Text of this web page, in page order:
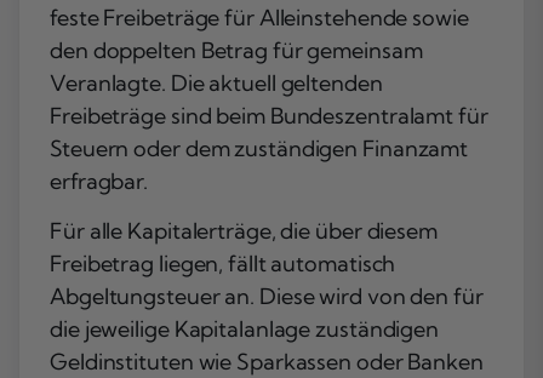
feste Freibeträge für Alleinstehende sowie
den doppelten Betrag für gemeinsam
Veranlagte. Die aktuell geltenden
Freibeträge sind beim Bundeszentralamt für
Steuern oder dem zuständigen Finanzamt
erfragbar.
Für alle Kapitalerträge, die über diesem
Freibetrag liegen, fällt automatisch
Abgeltungsteuer an. Diese wird von den für
die jeweilige Kapitalanlage zuständigen
Geldinstituten wie Sparkassen oder Banken